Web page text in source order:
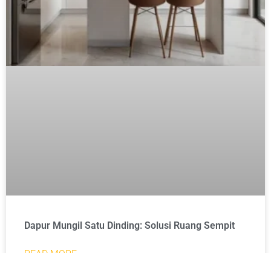
Dapur Mungil Satu Dinding: Solusi Ruang Sempit